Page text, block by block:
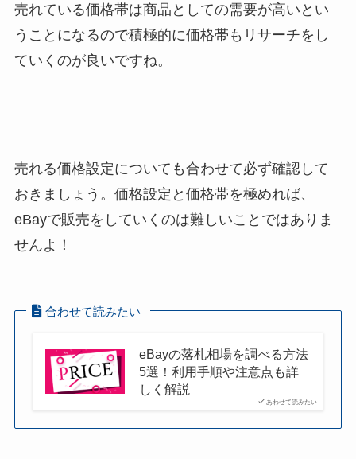
売れている価格帯は商品としての需要が高いとい
うことになるので積極的に価格帯もリサーチをし
ていくのが良いですね。
売れる価格設定についても合わせて必ず確認して
おきましょう。価格設定と価格帯を極めれば、
eBayで販売をしていくのは難しいことではありま
せんよ！
合わせて読みたい
あわせて読みたい
eBayの落札相場を調べる方法
5選！利用手順や注意点も詳
しく解説